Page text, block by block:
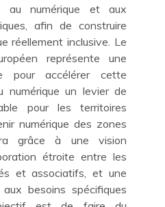
au numérique et aux
afin de construire
réellement inclusive. Le
représente une
pour accélérer cette
un levier de
pour les territoires
numérique des zones
grâce à une vision
étroite entre les
et associatifs, et une
besoins spécifiques